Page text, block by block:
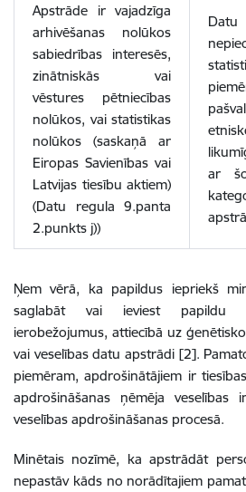
Apstrāde ir vajadzīga
arhivēšanas nolūkos
sabiedrības interesēs,
zinātniskās vai
vēstures pētniecības
nolūkos, vai statistikas
nolūkos (saskaņā ar
Eiropas Savienības vai
Latvijas tiesību aktiem)
(Datu regula 9.panta
2.punkts j))
ar
Ņem vērā, ka papildus iepriekš
saglabāt vai ieviest papildu
ierobežojumus, attiecībā uz
vai veselības datu apstrādi [2].
piemēram, apdrošinātājiem ir
apdrošināšanas ņēmēja veselības
veselības apdrošināšanas procesā.
Minētais nozīmē, ka apstrādāt
nepastāv kāds no norādītajiem